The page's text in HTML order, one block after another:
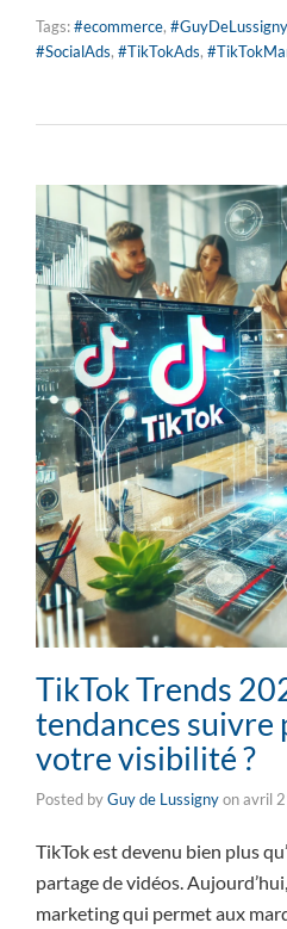
Tags:#ecommerce, #GuyDeLussigny
#SocialAds, #TikTokAds,
TikTok Trends
tendances suivre
votre visibilité ?
Posted byGuy de Lussignyonavril
TikTok est devenu bien plus
partage de vidéos.
marketing qui permet aux